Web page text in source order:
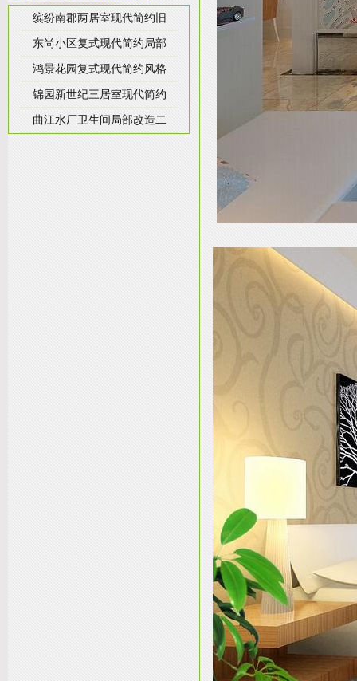
缤纷南郡两居室现代简约旧
东尚小区复式现代简约局部
鸿景花园复式现代简约风格
锦园新世纪三居室现代简约
曲江水厂卫生间局部改造二